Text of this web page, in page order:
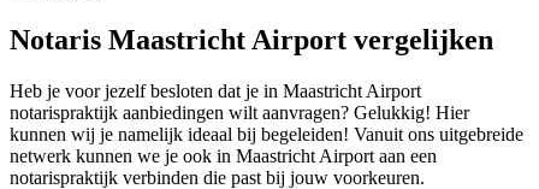
Notaris Maastricht Airport vergelijken
Heb je voor jezelf besloten dat je in Maastricht Airport
notarispraktijk aanbiedingen wilt aanvragen? Gelukkig! Hier
kunnen wij je namelijk ideaal bij begeleiden! Vanuit ons uitgebreide
netwerk kunnen we je ook in Maastricht Airport aan een
notarispraktijk verbinden die past bij jouw voorkeuren.